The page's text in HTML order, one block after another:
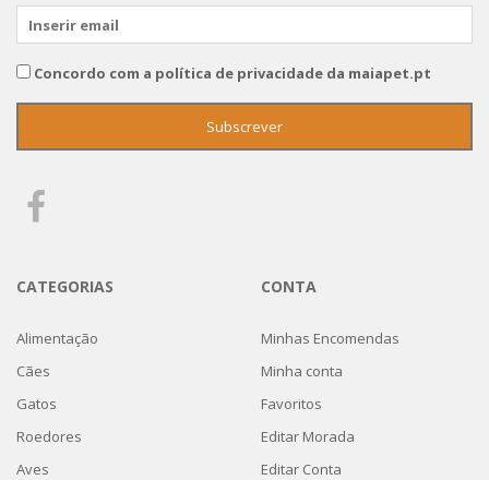
Concordo com a política de privacidade da maiapet.pt
CATEGORIAS
Alimentação
Cães
Gatos
Roedores
Aves
CONTA
Minhas Encomendas
Minha conta
Favoritos
Editar Morada
Editar Conta